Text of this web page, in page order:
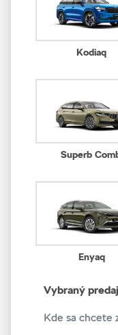
Kodiaq
Superb
Enyaq
Vybraný
Kde sa chcete